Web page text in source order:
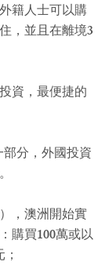
籍人士可以購
，並且在離境3
資，最便捷的
分，外國投資
，澳洲開始實
購買100萬或以
；